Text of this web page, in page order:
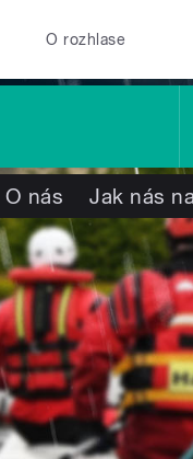
O rozhlase
O nás Jak nás